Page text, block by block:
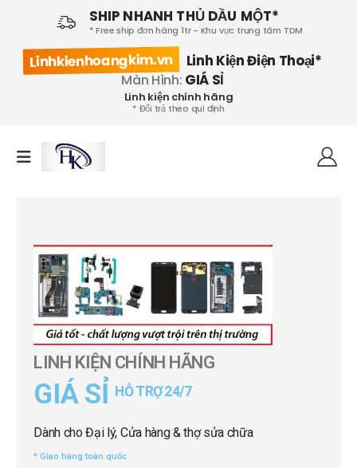
SHIP NHANH THỦ DẦU MỘT*
* Free ship đơn hàng 1tr - Khu vực trung tâm TDM
Linhkienhoangkim.vn
Linh Kiện Điện Thoại*
Màn Hình: GIÁ SỈ
Linh kiện chính hãng
* Đổi trả theo qui định
LINH KIỆN CHÍNH HÃNG
GIÁ SỈ HỖ TRỢ 24/7
Dành cho Đại lý, Cửa hàng & thợ sửa chữa
* Giao hàng toàn quốc